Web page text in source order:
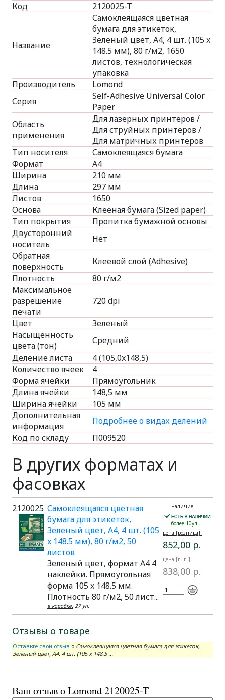
Код 2120025-T
Название
Самоклеящаяся цветная
бумага для этикеток,
Зеленый цвет, A4, 4 шт. (105 x
148.5 мм), 80 г/м2, 1650
листов, технологическая
упаковка
Производитель
Lomond
Серия
Self-Adhesive Universal Color
Paper
Область
применения
Для лазерных принтеров /
Для струйных принтеров /
Для матричных принтеров
Тип носителя
Самоклеящаяся бумага
Формат
A4
Ширина
210 мм
Длина
297 мм
Листов
1650
Основа
Клееная бумага (Sized paper)
Тип покрытия
Пропитка бумажной основы
Двусторонний
носитель
Нет
Обратная
поверхность
Клеевой слой (Adhesive)
Плотность
80 г/м2
Максимальное
разрешение
печати
720 dpi
Цвет
Зеленый
Насыщенность
цвета (тон)
Средний
Деление листа
4 (105,0x148,5)
Количество ячеек
4
Форма ячейки
Прямоугольник
Длина ячейки
148,5 мм
Ширина ячейки
105 мм
Дополнительная
информация
Подробнее о видах делений
Код по складу
П009520
В других форматах и
фасовках
2120025 Самоклеящаяся цветная
бумага для этикеток,
Зеленый цвет, A4, 4 шт. (105
x 148.5 мм), 80 г/м2, 50
листов
Зеленый цвет, формат A4 4
наклейки. Прямоугольная
форма 105 x 148.5 мм.
Плотность 80 г/м2, 50 лист...
в коробке: 27 уп.
наличие:
более 10уп.
цена [розница]:
852,00 р.
цена [п. п.]:
838,00 р.
Отзывы о товаре
Оставьте свой отзыв о Самоклеящаяся цветная бумага для этикеток,
Зеленый цвет, A4, 4 шт. (105 x 148.5 ...
Ваш отзыв о Lomond 2120025-T